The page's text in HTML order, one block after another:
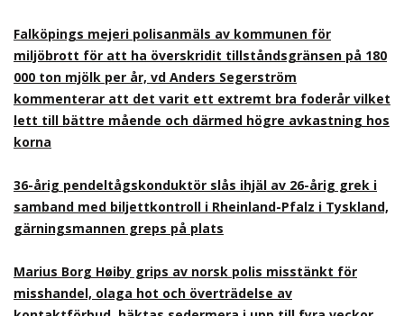
Falköpings mejeri polisanmäls av kommunen för
miljöbrott för att ha överskridit tillståndsgränsen på 180
000 ton mjölk per år, vd Anders Segerström
kommenterar att det varit ett extremt bra foderår vilket
lett till bättre mående och därmed högre avkastning hos
korna
36-årig pendeltågskonduktör slås ihjäl av 26-årig grek i
samband med biljettkontroll i Rheinland-Pfalz i Tyskland,
gärningsmannen greps på plats
Marius Borg Høiby grips av norsk polis misstänkt för
misshandel, olaga hot och överträdelse av